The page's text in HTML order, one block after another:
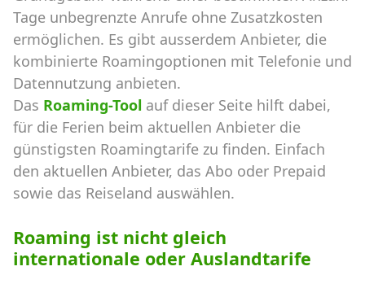
Tage unbegrenzte Anrufe ohne Zusatzkosten
ermöglichen. Es gibt ausserdem Anbieter, die
kombinierte Roamingoptionen mit Telefonie und
Datennutzung anbieten.
Das Roaming-Tool auf dieser Seite hilft dabei,
für die Ferien beim aktuellen Anbieter die
günstigsten Roamingtarife zu finden. Einfach
den aktuellen Anbieter, das Abo oder Prepaid
sowie das Reiseland auswählen.
Roaming ist nicht gleich
internationale oder Auslandtarife